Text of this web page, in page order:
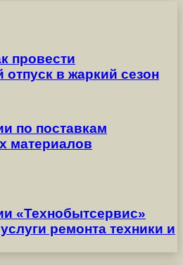
провести
в жаркий сезон
по поставкам
материалов
«Технобытсервис»
ремонта техники и